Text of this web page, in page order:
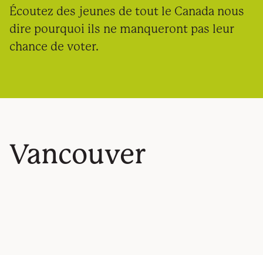
Écoutez des jeunes de tout le Canada nous
dire pourquoi ils ne manqueront pas leur
chance de voter.
Vancouver